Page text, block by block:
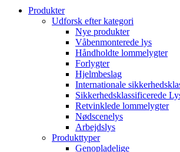
Produkter
Udforsk efter kategori
Nye produkter
Våbenmonterede lys
Håndholdte lommelygter
Forlygter
Hjelmbeslag
Internationale
Sikkerhedsklassificerede
Retvinklede lommelygter
Nødscenelys
Arbejdslys
Produkttyper
Genopladelige